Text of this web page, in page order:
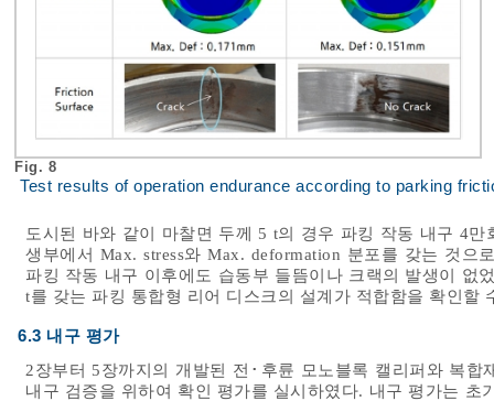
Fig. 8
Test results of operation endurance according to parking
도시된 바와 같이 마찰면 두께 5 t의 경우 파킹 작동 내구 4
생부에서 Max. stress와 Max. deformation 분포를 갖는 것
파킹 작동 내구 이후에도 습동부 들뜸이나 크랙의 발생이 없
t를 갖는 파킹 통합형 리어 디스크의 설계가 적합함을 확인할
6.3 내구 평가
2장부터 5장까지의 개발된 전･후륜 모노블록 캘리퍼와 복
내구 검증을 위하여 확인 평가를 실시하였다. 내구 평가는